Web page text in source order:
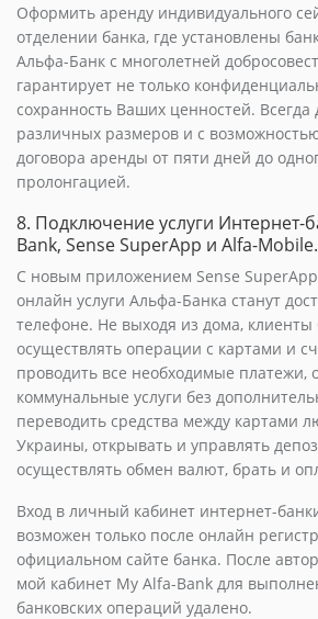
Оформить аренду индивидуального
отделении банка, где установлены
Альфа-Банк с многолетней
гарантирует не только
сохранность Ваших ценностей. Всегда
различных размеров и с
договора аренды от пяти дней до
пролонгацией.
8. Подключение услуги Интернет-
Bank, Sense SuperApp и Alfa-Mobile.
С новым приложением Sense SuperApp
онлайн услуги Альфа-Банка станут
телефоне. Не выходя из дома, клиенты
осуществлять операции с картами и
проводить все необходимые платежи,
коммунальные услуги без
переводить средства между картами
Украины, открывать и управлять
осуществлять обмен валют, брать и
Вход в личный кабинет интернет-
возможен только после онлайн
официальном сайте банка. После
мой кабинет My Alfa-Bank для
банковских операций удалено.